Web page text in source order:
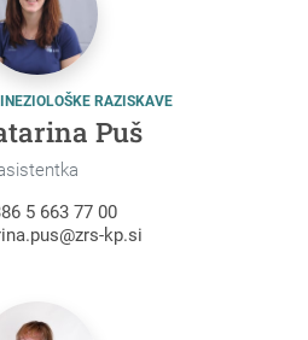
RAZISKAVE
Puš
5 663 77 00
kp.si